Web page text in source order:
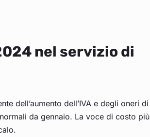
nel servizio di
dell’aumento dell’IVA e degli oneri di
da gennaio. La voce di costo più